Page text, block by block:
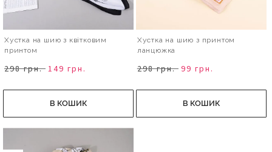
Хустка на шию з квітковим
принтом
298 грн. 149 грн.
В КОШИК
Хустка на шию з принтом
ланцюжка
298 грн. 99 грн.
В КОШИК